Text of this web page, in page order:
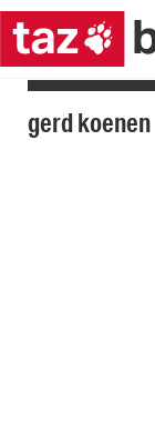
gerd koenen